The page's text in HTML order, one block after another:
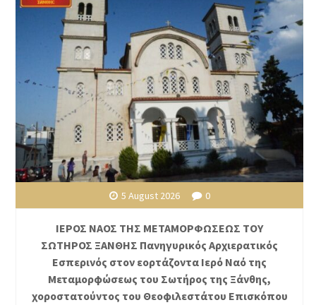
5 August 2026 0
ΙΕΡΟΣ ΝΑΟΣ ΤΗΣ ΜΕΤΑΜΟΡΦΩΣΕΩΣ ΤΟΥ
ΣΩΤΗΡΟΣ ΞΑΝΘΗΣ Πανηγυρικός Αρχιερατικός
Εσπερινός στον εορτάζοντα Ιερό Ναό της
Μεταμορφώσεως του Σωτήρος της Ξάνθης,
χοροστατούντος του Θεοφιλεστάτου Επισκόπου